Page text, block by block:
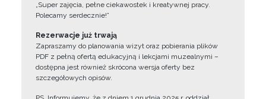
„Super zajęcia, pełne ciekawostek i kreatywnej pracy.
Polecamy serdecznie!”
Rezerwacje już trwają
Zapraszamy do planowania wizyt oraz pobierania plików
PDF z pełną ofertą edukacyjną i lekcjami muzealnymi –
dostępna jest również skrócona wersja oferty bez
szczegółowych opisów.